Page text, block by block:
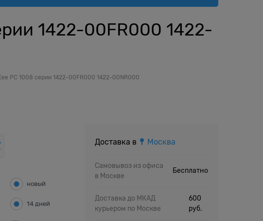
1422-00FR000 1422-
PC 1008 серии 1422-00FR000 1422-00NR000
новый
14 дней
Доставка в Москва
Самовывоз из офиса
в Москве
Бесплатно
Доставка до МКАД
курьером по Москве
600
руб.